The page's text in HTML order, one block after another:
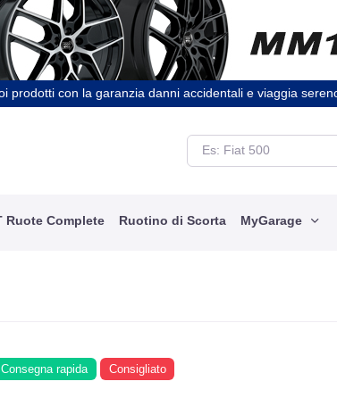
prodotti con la garanzia danni accidentali e viaggia
Ruote Complete Ruotino di Scorta MyGarage
Consegna rapida Consigliato